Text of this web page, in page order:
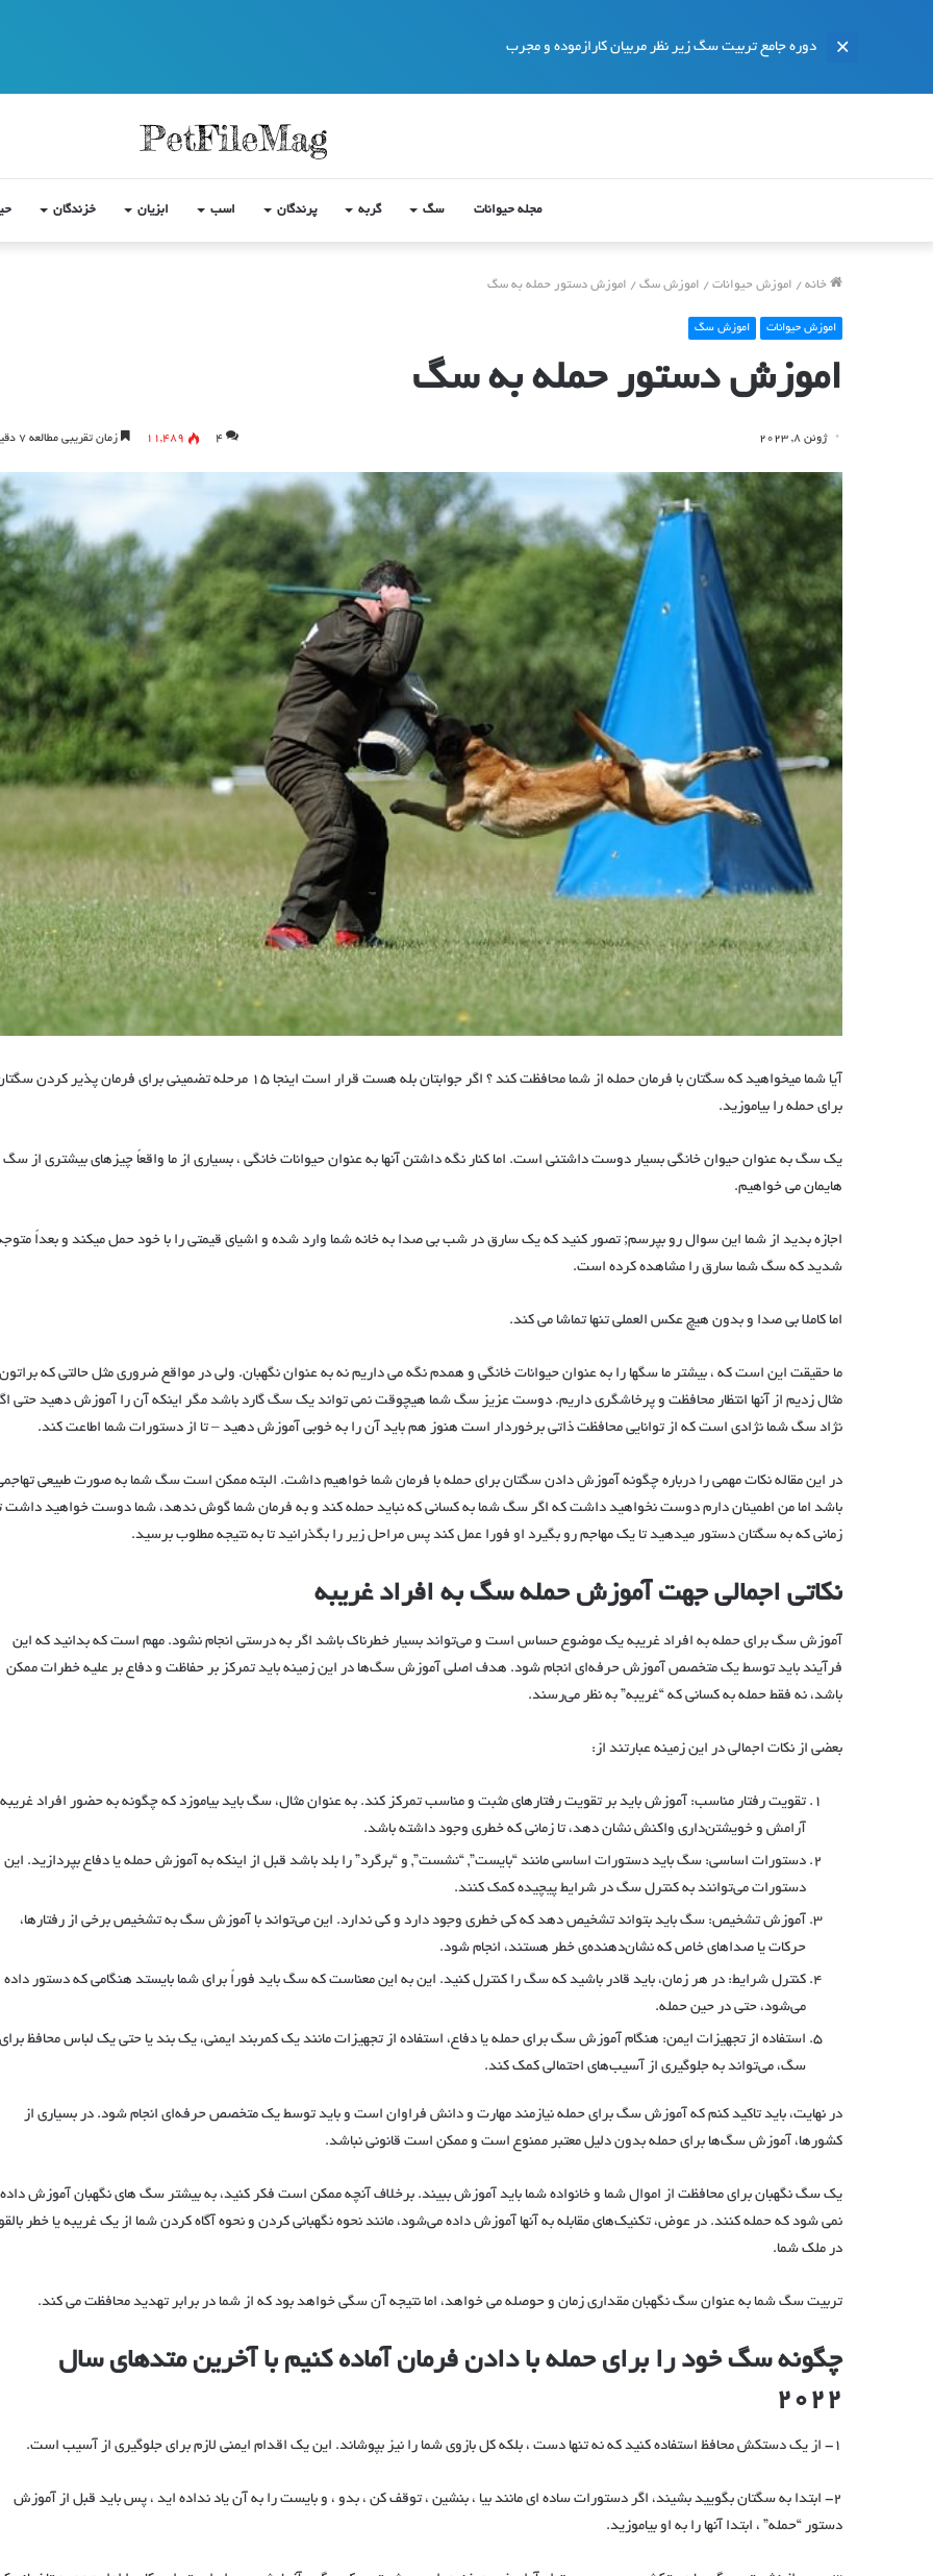
دوره جامع تربیت سگ زیر نظر مربیان کارازموده و مجرب
مجله حیوانات سگ گربه پرندگان اسب ابزیان خزندگان
خانه / اموزش حیوانات / اموزش سگ / اموزش دستور حمله به سگ
اموزش حیوانات اموزش سگ
اموزش دستور حمله به سگ
ژوئن 8, 2023 4
11,489 زمان تقریبی مطالعه 7 دقیقه
آیا شما میخواهید که سگتان با فرمان حمله از شما محافظت کند ؟ اگر جوابتان بله هست قرار است اینجا 15 مرحله تضمینی برای فرمان پذیر کردن
برای حمله را بیاموزید.
یک سگ به عنوان حیوان خانگی بسیار دوست داشتنی است. اما کنار نگه داشتن آنها به عنوان حیوانات خانگی ، بسیاری از ما واقعاً چیزهای بیشتری از سگ
هایمان می خواهیم.
اجازه بدید از شما این سوال رو بپرسم; تصور کنید که یک سارق در شب بی صدا به خانه شما وارد شده و اشیای قیمتی را با خود حمل میکند و بعداً
شدید که سگ شما سارق را مشاهده کرده است.
اما کاملا بی صدا و بدون هیچ عکس العملی تنها تماشا می کند.
ما حقیقت این است که ، بیشتر ما سگها را به عنوان حیوانات خانگی و همدم نگه می داریم نه به عنوان نگهبان. ولی در مواقع ضروری مثل حالتی که براتون
مثال زدیم از آنها انتظار محافظت و پرخاشگری داریم. دوست عزیز سگ شما هیچوقت نمی تواند یک سگ گارد باشد مگر اینکه آن را آموزش دهید حتی
نژاد سگ شما نژادی است که از توانایی محافظت ذاتی برخوردار است هنوز هم باید آن را به خوبی آموزش دهید – تا از دستورات شما اطاعت کند.
در این مقاله نکات مهمی را درباره چگونه آموزش دادن سگتان برای حمله با فرمان شما خواهیم داشت. البته ممکن است سگ شما به صورت طبیعی
باشد اما من اطمینان دارم دوست نخواهید داشت که اگر سگ شما به کسانی که نباید حمله کند و به فرمان شما گوش ندهد، شما دوست خواهید داشت
زمانی که به سگتان دستور میدهید تا یک مهاجم رو بگیرد او فورا عمل کند پس مراحل زیر را بگذرانید تا به نتیجه مطلوب برسید.
نکاتی اجمالی جهت آموزش حمله سگ به افراد غریبه
آموزش سگ برای حمله به افراد غریبه یک موضوع حساس است و می‌تواند بسیار خطرناک باشد اگر به درستی انجام نشود. مهم است که بدانید که این
فرآیند باید توسط یک متخصص آموزش حرفه‌ای انجام شود. هدف اصلی آموزش سگ‌ها در این زمینه باید تمرکز بر حفاظت و دفاع بر علیه خطرات ممکن
باشد، نه فقط حمله به کسانی که “غریبه” به نظر می‌رسند.
بعضی از نکات اجمالی در این زمینه عبارتند از:
تقویت رفتار مناسب: آموزش باید بر تقویت رفتارهای مثبت و مناسب تمرکز کند. به عنوان مثال، سگ باید بیاموزد که چگونه به حضور افراد غریبه
آرامش و خویشتن‌داری واکنش نشان دهد، تا زمانی که خطری وجود داشته باشد.
دستورات اساسی: سگ باید دستورات اساسی مانند “بایست”, “نشست”, و “برگرد” را بلد باشد قبل از اینکه به آموزش حمله یا دفاع بپردازید. این
دستورات می‌توانند به کنترل سگ در شرایط پیچیده کمک کنند.
آموزش تشخیص: سگ باید بتواند تشخیص دهد که کی خطری وجود دارد و کی ندارد. این می‌تواند با آموزش سگ به تشخیص برخی از رفتارها،
حرکات یا صداهای خاص که نشان‌دهنده‌ی خطر هستند، انجام شود.
کنترل شرایط: در هر زمان، باید قادر باشید که سگ را کنترل کنید. این به این معناست که سگ باید فوراً برای شما بایستد هنگامی که دستور داده
می‌شود، حتی در حین حمله.
استفاده از تجهیزات ایمن: هنگام آموزش سگ برای حمله یا دفاع، استفاده از تجهیزات مانند یک کمربند ایمنی، یک بند یا حتی یک لباس محافظ برای
سگ، می‌تواند به جلوگیری از آسیب‌های احتمالی کمک کند.
در نهایت، باید تاکید کنم که آموزش سگ برای حمله نیازمند مهارت و دانش فراوان است و باید توسط یک متخصص حرفه‌ای انجام شود. در بسیاری از
کشورها، آموزش سگ‌ها برای حمله بدون دلیل معتبر ممنوع است و ممکن است قانونی نباشد.
یک سگ نگهبان برای محافظت از اموال شما و خانواده شما باید آموزش ببیند. برخلاف آنچه ممکن است فکر کنید، به بیشتر سگ های نگهبان آموزش داده
نمی شود که حمله کنند. در عوض، تکنیک‌های مقابله به آنها آموزش داده می‌شود، مانند نحوه نگهبانی کردن و نحوه آگاه کردن شما از یک غریبه یا خطر
در ملک شما.
تربیت سگ شما به عنوان سگ نگهبان مقداری زمان و حوصله می خواهد، اما نتیجه آن سگی خواهد بود که از شما در برابر تهدید محافظت می کند.
چگونه سگ خود را برای حمله با دادن فرمان آماده کنیم با آخرین متدهای سال
2022
1- از یک دستکش محافظ استفاده کنید که نه تنها دست ، بلکه کل بازوی شما را نیز بپوشاند. این یک اقدام ایمنی لازم برای جلوگیری از آسیب است.
2- ابتدا به سگتان بگویید بشیند، اگر دستورات ساده ای مانند بیا ، بنشین ، توقف کن ، بدو ، و بایست را به آن یاد نداده اید ، پس باید قبل از آموزش
دستور “حمله” ، ابتدا آنها را به او بیاموزید.